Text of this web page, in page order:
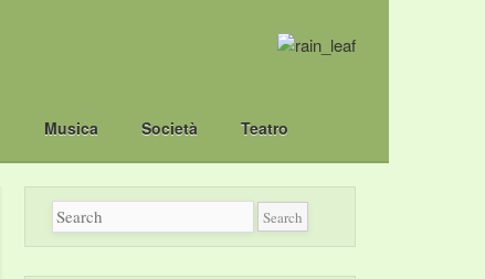
Musica Società Teatro